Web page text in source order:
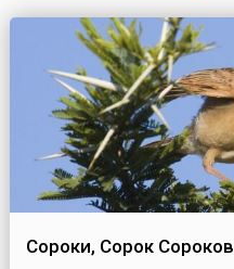
Сороки, Сорок Сороков